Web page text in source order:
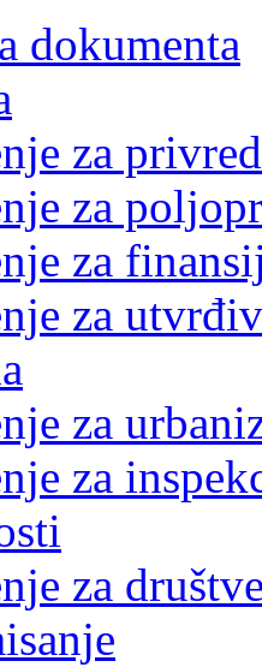
dokumenta
za
za
za
za
za
za
za